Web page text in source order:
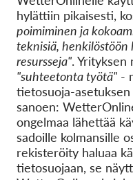
hylättiin pikaisesti,
poimiminen ja
teknisiä,
resursseja". Yrityksen
"suhteetonta työtä" -
tietosuoja-asetuksen
sanoen:
ongelmaa lähettää
sadoille kolmansille
rekisteröity haluaa
tietosuojaan, se